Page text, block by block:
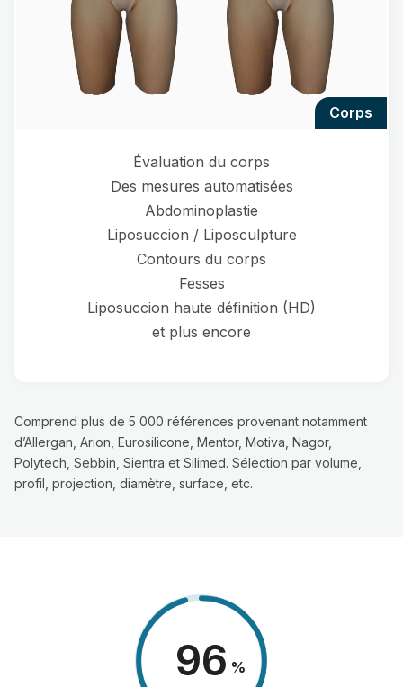
corps
Évaluation du corps
Des mesures automatisées
Abdominoplastie
Liposuccion / Liposculpture
Contours du corps
Fesses
Liposuccion haute définition (HD)
et plus encore
Comprend plus de 5 000 références provenant notamment
d’Allergan, Arion, Eurosilicone, Mentor, Motiva, Nagor,
Polytech, Sebbin, Sientra et Silimed. Sélection par volume,
profil, projection, diamètre, surface, etc.
98 %